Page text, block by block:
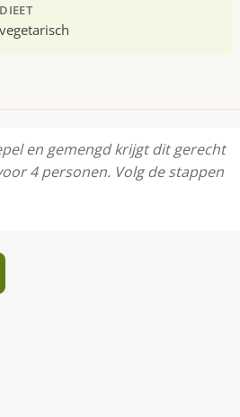
DIEET
vegetarisch
en gemengd krijgt dit gerecht
4 personen. Volg de stappen